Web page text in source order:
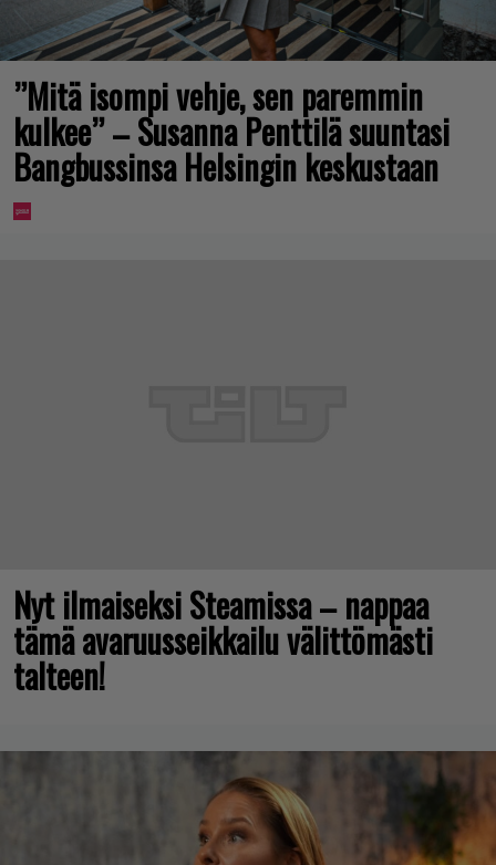
”Mitä isompi vehje, sen paremmin
kulkee” – Susanna Penttilä suuntasi
Bangbussinsa Helsingin keskustaan
Nyt ilmaiseksi Steamissa – nappaa
tämä avaruusseikkailu välittömästi
talteen!